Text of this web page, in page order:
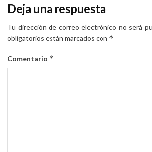
Deja una respuesta
Tu dirección de correo electrónico no será
obligatorios están marcados con *
Comentario *